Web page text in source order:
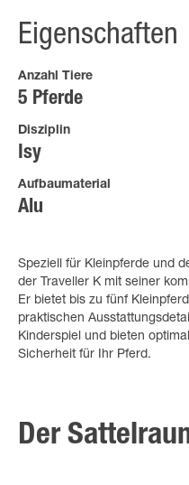
Eigenschaften
Anzahl Tiere
5 Pferde
Disziplin
Isy
Aufbaumaterial
Alu
Speziell für Kleinpferde und
der Traveller K mit seiner
Er bietet bis zu fünf
praktischen
Kinderspiel und bieten
Sicherheit für Ihr Pferd.
Der